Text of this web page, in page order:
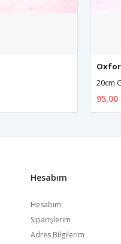
20cm
95,00
Hesabım
Hesabım
Siparişlerim
Adres Bilgilerim